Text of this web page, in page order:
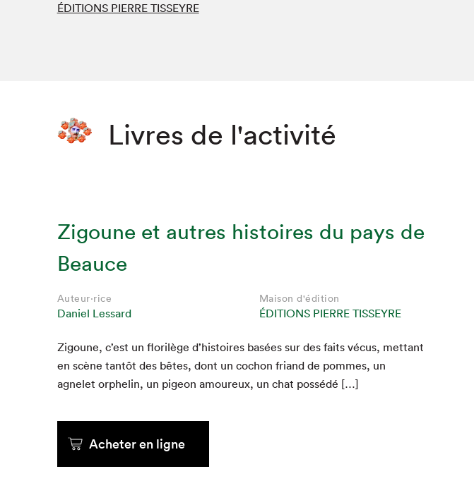
Que cherchez-vous?
ÉDITIONS PIERRE TISSEYRE
Livres de l'activité
Zigoune et autres histoires du pays de
Beauce
Auteur·rice
Daniel Lessard
Maison d'édition
ÉDITIONS PIERRE TISSEYRE
Zigoune, c’est un flo­rilège d’histoires basées sur des faits vécus, met­tant
en scène tan­tôt des bêtes, dont un cochon friand de pommes, un
agnelet orphe­lin, un pigeon amoureux, un chat possédé […]
Acheter en ligne